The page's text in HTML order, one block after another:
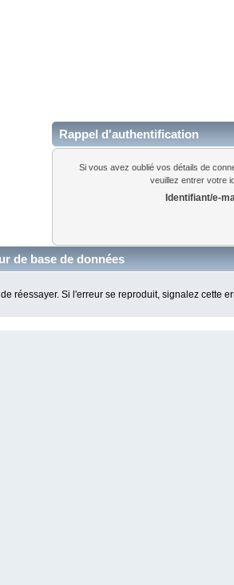
Rappel d'authentification
Si vous avez oublié vos détails de
veuillez entrer votre
Identifiant/e-
de base de données
réessayer. Si l'erreur se reproduit, signalez cette